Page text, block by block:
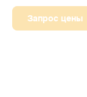
Запрос цены